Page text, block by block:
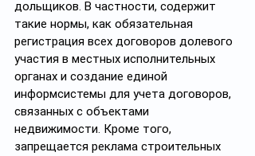
дольщиков. В частности, содержит
такие нормы, как обязательная
регистрация всех договоров долевого
участия в местных исполнительных
органах и создание единой
информсистемы для учета договоров,
связанных с объектами
недвижимости. Кроме того,
запрещается реклама строительных